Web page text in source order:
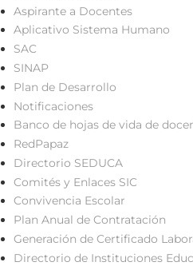
Aspirante a Docentes
Aplicativo Sistema Humano
SAC
SINAP
Plan de Desarrollo
Notificaciones
Banco de hojas de vida de
RedPapaz
Directorio SEDUCA
Comités y Enlaces SIC
Convivencia Escolar
Plan Anual de Contratación
Generación de Certificado
Directorio de Instituciones